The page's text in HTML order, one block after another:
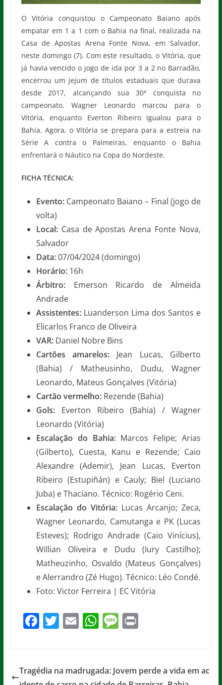
O Vitória conquistou o Campeonato Baiano após
empatar em 1 a 1 com o Bahia na final, realizada na
Casa de Apostas Arena Fonte Nova, em Salvador,
neste domingo (7). Com este resultado, o Vitória, que
já havia vencido o jogo de ida por 3 a 2 no Barradão,
encerrou um jejum de títulos estaduais que durava
desde 2017, alcançando sua 30ª conquista no
campeonato. Wagner Leonardo marcou para o
Vitória, enquanto Everton Ribeiro igualou para o
Bahia. Agora, o Vitória se prepara para a estreia na
Série A contra o Palmeiras, enquanto o Bahia
enfrentará o Náutico na Copa do Nordeste.
FICHA TÉCNICA:
Evento:Campeonato Baiano – Final (jogo de
volta)
Local:Casa de Apostas Arena Fonte Nova,
Salvador
Data:07/04/2024 (domingo)
Horário:16h
Árbitro:Emerson Ricardo de Almeida
Andrade
Assistentes:Luanderson Lima dos Santos e
Elicarlos Franco de Oliveira
VAR:Daniel Nobre Bins
Cartões amarelos: Jean Lucas, Gilberto
(Bahia) / Matheusinho, Dudu, Wagner
Leonardo, Mateus Gonçalves (Vitória)
Cartão vermelho:Rezende (Bahia)
Gols:Everton Ribeiro (Bahia) / Wagner
Leonardo (Vitória)
Escalação do Bahia:Marcos Felipe; Arias
(Gilberto), Cuesta, Kanu e Rezende; Caio
Alexandre (Ademir), Jean Lucas, Everton
Ribeiro (Estupiñán) e Cauly; Biel (Luciano
Juba) e Thaciano. Técnico: Rogério Ceni.
Escalação do Vitória:Lucas Arcanjo; Zeca,
Wagner Leonardo, Camutanga e PK (Lucas
Esteves); Rodrigo Andrade (Caio Vinícius),
Willian Oliveira e Dudu (Iury Castilho);
Matheuzinho, Osvaldo (Mateus Gonçalves)
e Alerrandro (Zé Hugo). Técnico: Léo Condé.
Foto: Victor Ferreira | EC Vitória
F
e
T
er
E
l
W
s
M
a
Pr
Tragédia na madrugada: Jovem perde a vida em ac